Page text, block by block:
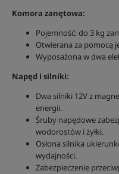
Komora zanętowa:
Pojemność: do 3 kg
Otwierana za pomocą
Wyposażona w dwa
Napęd i silniki:
Dwa silniki 12V z
energii.
Śruby napędowe
wodorostów i żyłki.
Osłona silnika
wydajności.
Zabezpieczenie